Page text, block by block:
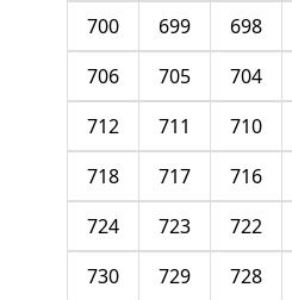
698
699
700
704
705
706
710
711
712
716
717
718
722
723
724
728
729
730